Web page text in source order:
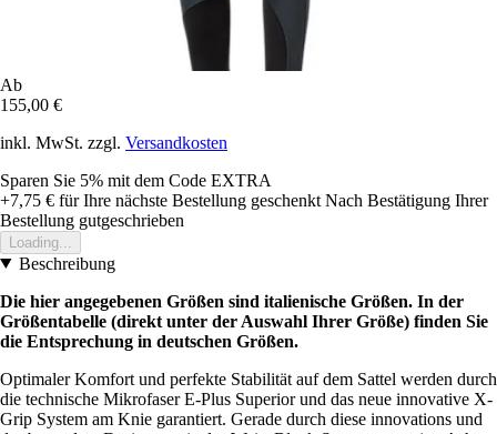
Ab
155,00 €
inkl. MwSt. zzgl. Versandkosten
Sparen Sie 5% mit dem Code EXTRA
+7,75 € für Ihre nächste Bestellung geschenkt Nach Bestätigung Ihrer
Bestellung gutgeschrieben
Loading...
Beschreibung
Die hier angegebenen Größen sind italienische Größen. In der
Größentabelle (direkt unter der Auswahl Ihrer Größe) finden Sie
die Entsprechung in deutschen Größen.
Optimaler Komfort und perfekte Stabilität auf dem Sattel werden durch
die technische Mikrofaser E-Plus Superior und das neue innovative X-
Grip System am Knie garantiert. Gerade durch diese innovations und